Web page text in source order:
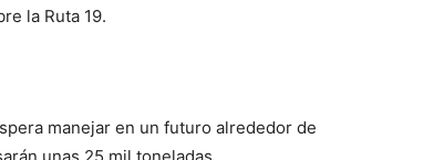
la Ruta 19.
manejar en un futuro alrededor de